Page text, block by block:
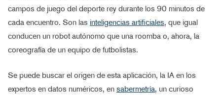
campos de juego del deporte rey durante los 90 minutos de
cada encuentro. Son las inteligencias artificiales, que igual
conducen un robot autónomo que una roomba o, ahora, la
coreografía de un equipo de futbolistas.
Se puede buscar el origen de esta aplicación, la IA en los
expertos en datos numéricos, en sabermetría, un curioso